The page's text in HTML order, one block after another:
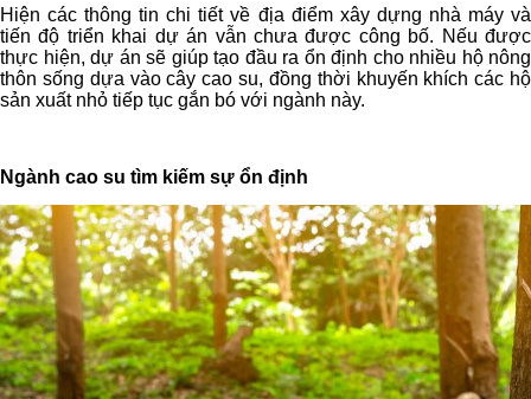
Hiện các thông tin chi tiết về địa điểm xây dựng nhà máy và
tiến độ triển khai dự án vẫn chưa được công bố. Nếu được
thực hiện, dự án sẽ giúp tạo đầu ra ổn định cho nhiều hộ nông
thôn sống dựa vào cây cao su, đồng thời khuyến khích các hộ
sản xuất nhỏ tiếp tục gắn bó với ngành này.
Ngành cao su tìm kiếm sự ổn định